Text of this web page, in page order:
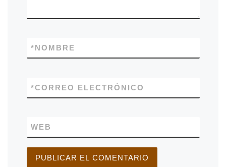
NOMBRE
*
CORREO ELECTRÓNICO
*
WEB